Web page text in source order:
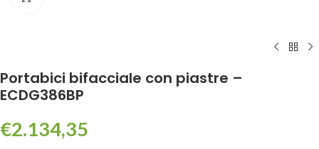
Portabici bifacciale con piastre –
ECDG386BP
€2.134,35